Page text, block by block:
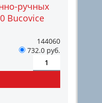
ручных
Bucovice
144060
732.0 руб.